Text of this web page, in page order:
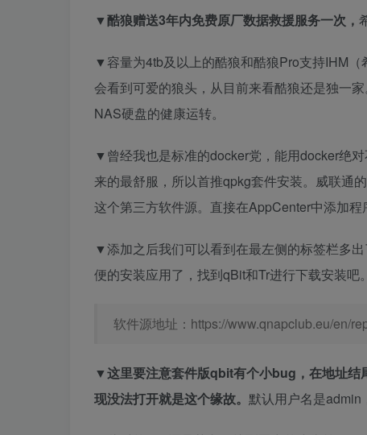
▼酷狼赠送3年内免费原厂数据救援服务一次，
▼容量为4tb及以上的酷狼和酷狼Pro支持IHM
会看到可爱的狼头，从目前来看酷狼还是独一
NAS硬盘的健康运转。
▼曾经我也是标准的docker党，能用docker绝
来的最舒服，所以首推qpkg套件安装。威联通
这个第三方软件源。直接在AppCenter中添加程
▼添加之后我们可以看到在最左侧的标签栏多
便的安装应用了，找到qBit和Tr进行下载安装吧。
软件源地址：https://www.qnapclub.eu/en/
▼这里要注意套件版qbit有个小bug，在地址结
现没法打开就是这个缘故。 默认用户名是admin